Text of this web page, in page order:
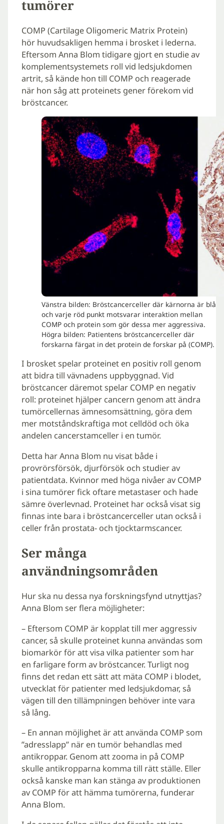
tumörer
COMP (Cartilage Oligomeric Matrix Protein)
hör huvudsakligen hemma i brosket i lederna.
Eftersom Anna Blom tidigare gjort en studie av
komplementsystemets roll vid ledsjukdomen
artrit, så kände hon till COMP och reagerade
när hon såg att proteinets gener förekom vid
bröstcancer.
Vänstra bilden: Bröstcancerceller där kärnorna är blå
och varje röd punkt motsvarar interaktion mellan
COMP och protein som gör dessa mer aggressiva.
Högra bilden: Patientens bröstcancerceller där
forskarna färgat in det protein de forskar på (COMP).
I brosket spelar proteinet en positiv roll genom
att bidra till vävnadens uppbyggnad. Vid
bröstcancer däremot spelar COMP en negativ
roll: proteinet hjälper cancern genom att ändra
tumörcellernas ämnesomsättning, göra dem
mer motståndskraftiga mot celldöd och öka
andelen cancerstamceller i en tumör.
Detta har Anna Blom nu visat både i
provrörsförsök, djurförsök och studier av
patientdata. Kvinnor med höga nivåer av COMP
i sina tumörer fick oftare metastaser och hade
sämre överlevnad. Proteinet har också visat sig
finnas inte bara i bröstcancerceller utan också i
celler från prostata- och tjocktarmscancer.
Ser många
användningsområden
Hur ska nu dessa nya forskningsfynd utnyttjas?
Anna Blom ser flera möjligheter:
– Eftersom COMP är kopplat till mer aggressiv
cancer, så skulle proteinet kunna användas som
biomarkör för att visa vilka patienter som har
en farligare form av bröstcancer. Turligt nog
finns det redan ett sätt att mäta COMP i blodet,
utvecklat för patienter med ledsjukdomar, så
vägen till den tillämpningen behöver inte vara
så lång.
– En annan möjlighet är att använda COMP som
”adresslapp” när en tumör behandlas med
antikroppar. Genom att zooma in på COMP
skulle antikropparna komma till rätt ställe. Eller
också kanske man kan stänga av produktionen
av COMP för att hämma tumörerna, funderar
Anna Blom.